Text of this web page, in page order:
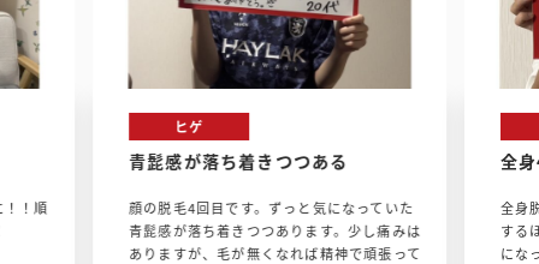
！順
ヒゲ
青髭感が落ち着きつつある
顔の脱毛4回目です。ずっと気になっていた
青髭感が落ち着きつつあります。少し痛みは
ありますが、毛が無くなれば精神で頑張って
全
全身
する
にな